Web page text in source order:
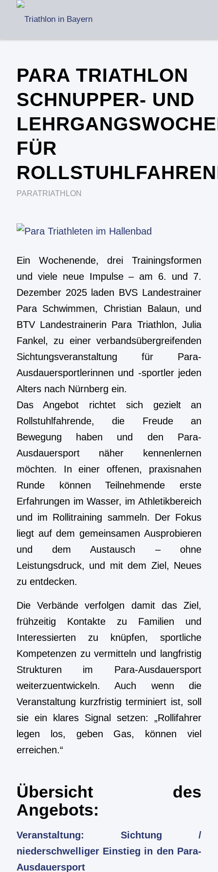
PARA TRIATHLON
SCHNUPPER- UND
FÜR
PARATRIATHLON
Ein Wochenende, drei Trainingsformen
und viele neue Impulse – am 6. und 7.
Dezember 2025 laden BVS Landestrainer
Para Schwimmen, Christian Balaun, und
BTV Landestrainerin Para Triathlon, Julia
Fankel, zu einer verbandsübergreifenden
Sichtungsveranstaltung für Para-
Ausdauersportlerinnen und -sportler jeden
Alters nach Nürnberg ein.
Das Angebot richtet sich gezielt an
Rollstuhlfahrende, die Freude an
Bewegung haben und den Para-
Ausdauersport näher kennenlernen
möchten. In einer offenen, praxisnahen
Runde können Teilnehmende erste
Erfahrungen im Wasser, im Athletikbereich
und im Rollitraining sammeln. Der Fokus
liegt auf dem gemeinsamen Ausprobieren
und dem Austausch – ohne
Leistungsdruck, und mit dem Ziel, Neues
zu entdecken.
Die Verbände verfolgen damit das Ziel,
frühzeitig Kontakte zu Familien und
Interessierten zu knüpfen, sportliche
Kompetenzen zu vermitteln und langfristig
Strukturen im Para-Ausdauersport
weiterzuentwickeln. Auch wenn die
Veranstaltung kurzfristig terminiert ist, soll
sie ein klares Signal setzen: „Rollifahrer
legen los, geben Gas, können viel
erreichen.“
Übersicht des
Angebots:
Veranstaltung: Sichtung /
niederschwelliger Einstieg in den Para-
Ausdauersport